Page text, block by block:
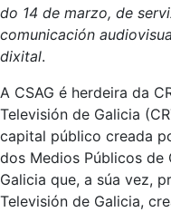
do 14 de marzo, de
comunicación
dixital.
A CSAG é herdeira da
Televisión de Galicia
capital público creada
dos Medios Públicos de
Galicia que, a súa vez,
Televisión de Galicia,